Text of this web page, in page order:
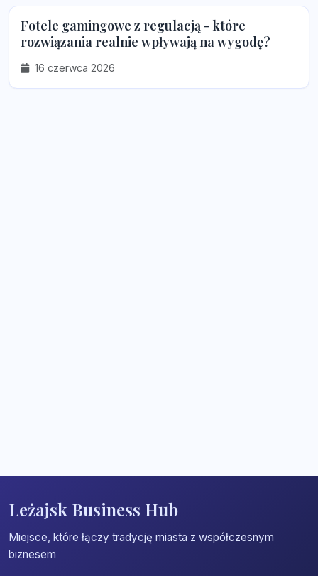
Fotele gamingowe z regulacją - które
rozwiązania realnie wpływają na wygodę?
16 czerwca 2026
Leżajsk Business Hub
Miejsce, które łączy tradycję miasta z współczesnym
biznesem